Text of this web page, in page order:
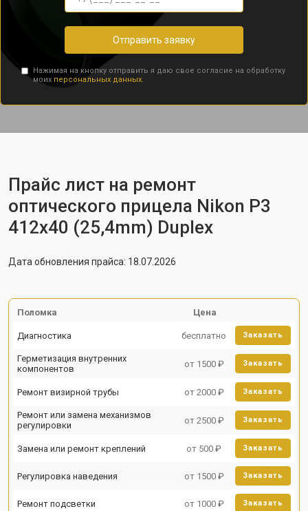
Отправить заявку
Нажимая на кнопку отправить я даю свое согласие на обработку
моих персональных данных.
Прайс лист на ремонт
оптического прицела Nikon P3
412x40 (25,4mm) Duplex
Дата обновления прайса: 18.07.2026
Поломка Цена
Диагностика бесплатно Заказать
Герметизация внутренних
компонентов
от 1500 ₽ Заказать
Ремонт визирной трубы от 2000 ₽ Заказать
Ремонт или замена механизмов
регулировки
от 2500 ₽ Заказать
Замена или ремонт креплений от 500 ₽ Заказать
Регулировка наведения от 1500 ₽ Заказать
Ремонт подсветки от 1000 ₽ Заказать